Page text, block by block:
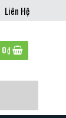
Liên Hệ
0₫